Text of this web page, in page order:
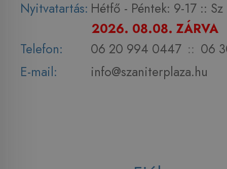
Nyitvatartás: Hétfő - Péntek: 9-17 :: Sz
2026. 08.08. ZÁRVA
Telefon:
06 20 994 0447 :: 06
E-mail:
info@szaniterplaza.hu